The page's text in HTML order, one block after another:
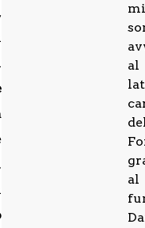
mi
al
al